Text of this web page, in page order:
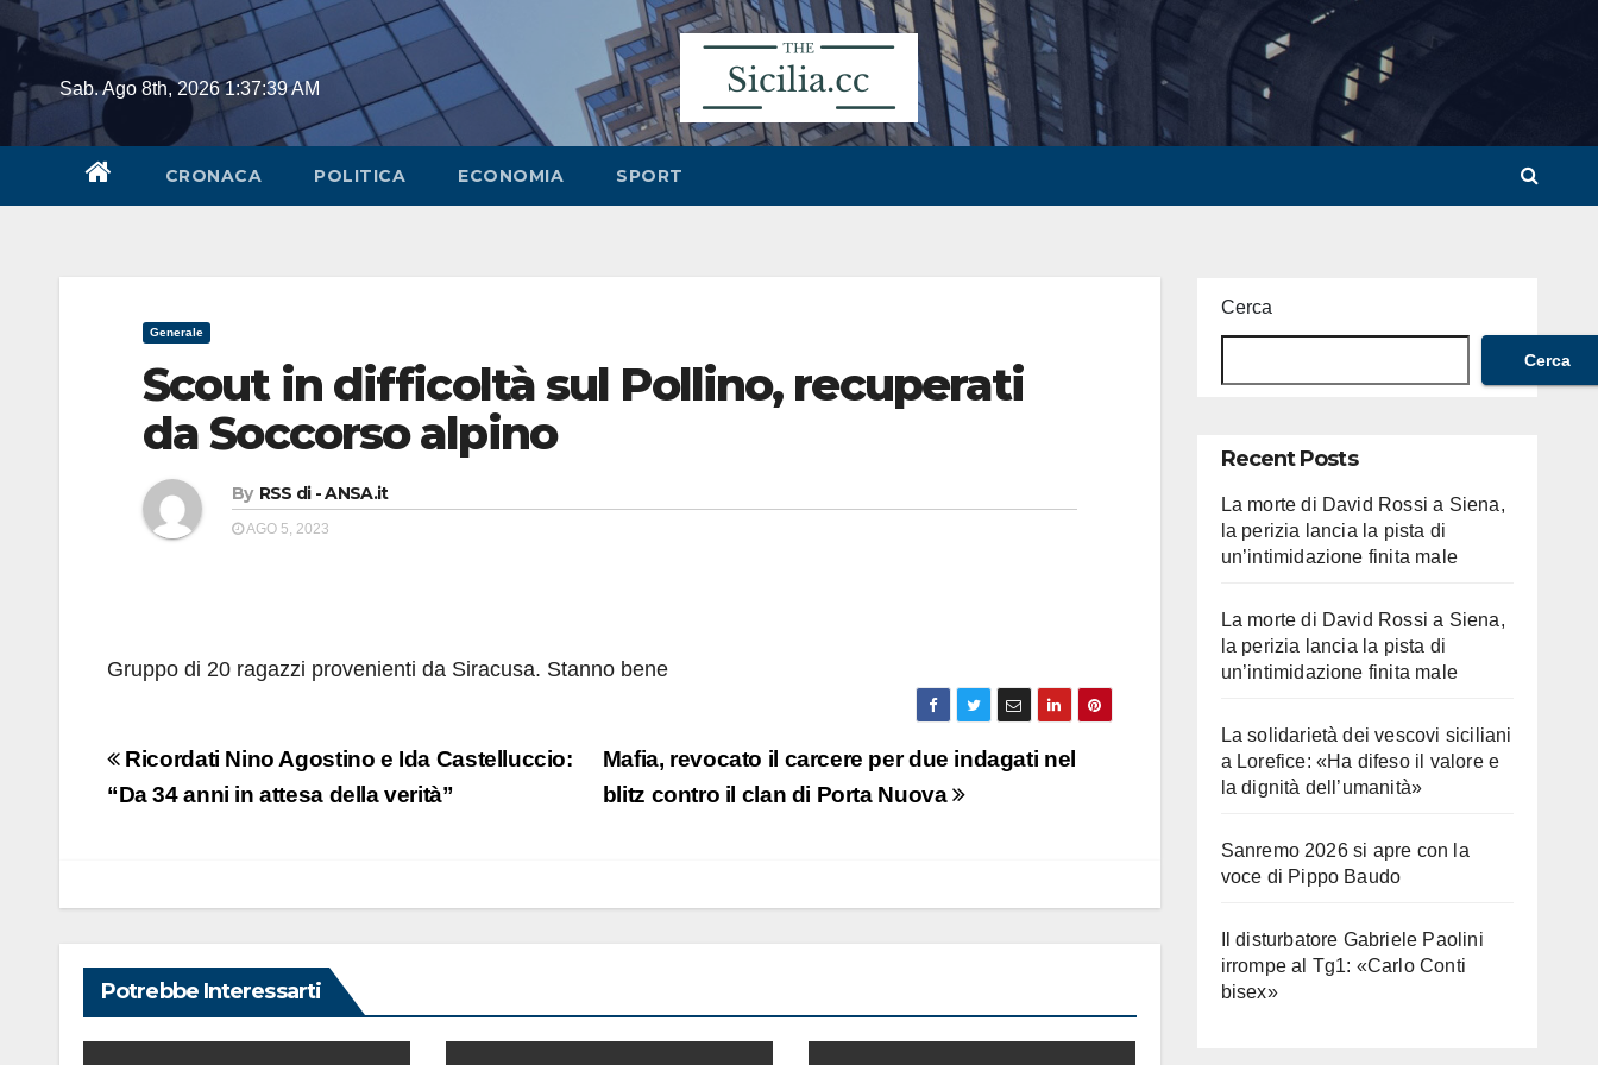
Skip
contentSab. Ago 8th, 20261:37:39 AM
CRONACA POLITICA ECONOMIA SPORT
Generale
Scout in difficoltà sul Pollino, recuperati
da Soccorso alpino
By RSS di - ANSA.it
AGO 5, 2023
Gruppo di 20 ragazzi provenienti da Siracusa. Stanno bene
Navigazione
articoli
Mafia, revocato il carcere per due indagati nel
blitz contro il clan di Porta Nuova
Ricordati Nino Agostino e Ida Castelluccio:
“Da 34 anni in attesa della verità”
Potrebbe Interessarti
Cerca
Cerca
Recent Posts
La morte di David Rossi a Siena,
la perizia lancia la pista di
un’intimidazione finita male
La morte di David Rossi a Siena,
la perizia lancia la pista di
un’intimidazione finita male
La solidarietà dei vescovi siciliani
a Lorefice: «Ha difeso il valore e
la dignità dell’umanità»
Sanremo 2026 si apre con la
voce di Pippo Baudo
Il disturbatore Gabriele Paolini
irrompe al Tg1: «Carlo Conti
bisex»